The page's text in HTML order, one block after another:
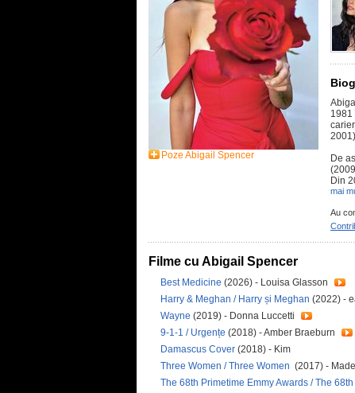
Poze Abigail Spencer
1981
De
Din
mai
Au
Filme cu Abigail Spencer
Best Medicine (2026) - Louisa Glasson
Harry & Meghan / Harry și Meghan (2022) -
Wayne (2019) - Donna Luccetti
9-1-1 / Urgențe (2018) - Amber Braeburn
Damascus Cover (2018) - Kim
Three Women / Three Women (2017) -
The 68th Primetime Emmy Awards / The